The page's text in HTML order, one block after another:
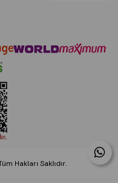
Hakları Saklıdır.